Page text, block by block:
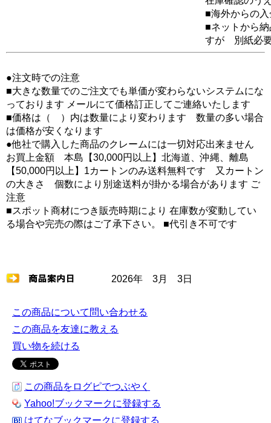
■海外からの
■ネットから
すが 別紙必
●注文時での注意
■大きな数量でのご注文でも単価が変わらないシステムにな
っております メールにて価格訂正してご連絡いたします
■価格は（ ）内は数量により変わります 数量の多い場合
は価格が安くなります
●他社で購入した商品のクレームには一切対応出来ません
お買上金額 本島【30,000円以上】北海道、沖縄、離島
【50,000円以上】1カートンのみ送料無料です 又カートン
の大きさ 個数により別途送料が掛かる場合があります ご
注意
■スポット商材につき販売時期により 在庫数が変動してい
る場合や完売の際はご了承下さい。 ■代引き不可です
2026年 3月 3日
この商品について問い合わせる
この商品を友達に教える
買い物を続ける
この商品をログピでつぶやく
Yahoo!ブックマークに登録する
はてなブックマークに登録する